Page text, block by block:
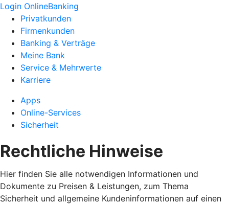
Login OnlineBanking
Privatkunden
Firmenkunden
Banking & Verträge
Meine Bank
Service & Mehrwerte
Karriere
Apps
Online-Services
Sicherheit
Rechtliche Hinweise
Hier finden Sie alle notwendigen Informationen und
Dokumente zu Preisen & Leistungen, zum Thema
Sicherheit und allgemeine Kundeninformationen auf einen